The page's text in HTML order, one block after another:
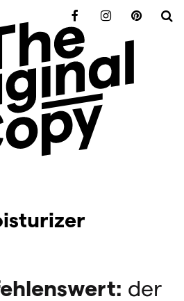
der
FacebookInstagramPinterest